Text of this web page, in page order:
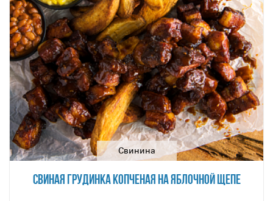
Свинина
СВИНАЯ ГРУДИНКА КОПЧЕНАЯ НА ЯБЛОЧНОЙ ЩЕПЕ